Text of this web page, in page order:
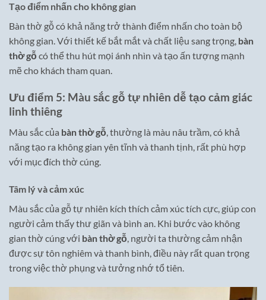
Tạo điểm nhấn cho không gian
Bàn thờ gỗ có khả năng trở thành điểm nhấn cho toàn bộ
không gian. Với thiết kế bắt mắt và chất liệu sang trọng, bàn
thờ gỗ có thể thu hút mọi ánh nhìn và tạo ấn tượng mạnh
mẽ cho khách tham quan.
Ưu điểm 5: Màu sắc gỗ tự nhiên dễ tạo cảm giác
linh thiêng
Màu sắc của bàn thờ gỗ , thường là màu nâu trầm, có khả
năng tạo ra không gian yên tĩnh và thanh tịnh, rất phù hợp
với mục đích thờ cúng.
Tâm lý và cảm xúc
Màu sắc của gỗ tự nhiên kích thích cảm xúc tích cực, giúp con
người cảm thấy thư giãn và bình an. Khi bước vào không
gian thờ cúng với bàn thờ gỗ , người ta thường cảm nhận
được sự tôn nghiêm và thanh bình, điều này rất quan trọng
trong việc thờ phụng và tưởng nhớ tổ tiên.